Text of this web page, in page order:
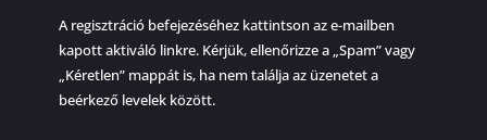
A regisztráció befejezéséhez kattintson az e-mailben
kapott aktiváló linkre. Kérjük, ellenőrizze a „Spam” vagy
„Kéretlen” mappát is, ha nem találja az üzenetet a
beérkező levelek között.